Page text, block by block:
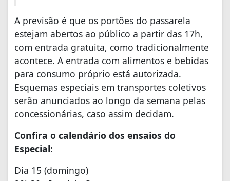
A previsão é que os portões do passarela
estejam abertos ao público a partir das 17h,
com entrada gratuita, como tradicionalmente
acontece. A entrada com alimentos e bebidas
para consumo próprio está autorizada.
Esquemas especiais em transportes coletivos
serão anunciados ao longo da semana pelas
concessionárias, caso assim decidam.
Confira o calendário dos ensaios do
Especial:
Dia 15 (domingo)